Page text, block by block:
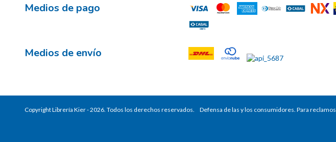
Medios de pago
Medios de envío
Copyright Librería Kier - 2026. Todos los derechos reservados. Defensa de las y los consumidores. Para reclamos